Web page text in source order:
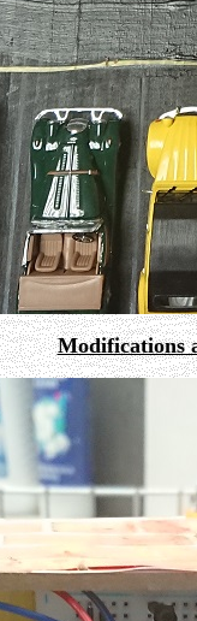
Modifications